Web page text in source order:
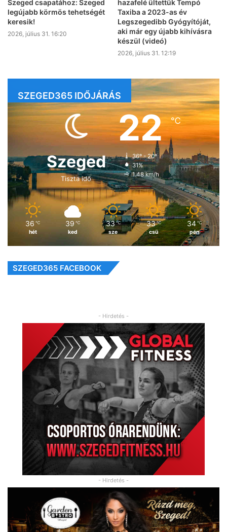
Szeged csapatához: Szeged
legújabb körmös tehetségét
keresik!
2026, július 31. 16:20
hazafelé ültettük Tempó
Taxiba a 2023-as év
Legszegedibb Gyógyítóját,
aki már egy újabb kihívásra
készül (videó)
2026, július 31. 12:19
SZEGED365 IDŐJÁRÁS
Szeged
Tiszta idő
22℃
36º - 20º
31%
1.48 km/h
36 ℃
hét
39 ℃
ked
33 ℃
sze
33 ℃
csü
34 ℃
pén
SZEGED365 FACEBOOK
- Hirdetés -
- Hirdetés -